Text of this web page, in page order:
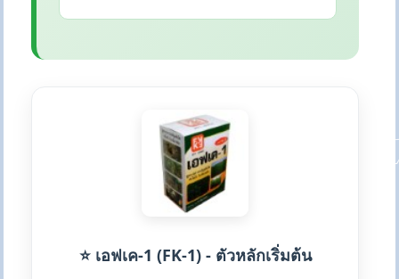
⭐ เอฟเค-1 (FK-1) - ตัวหลักเริ่มต้น